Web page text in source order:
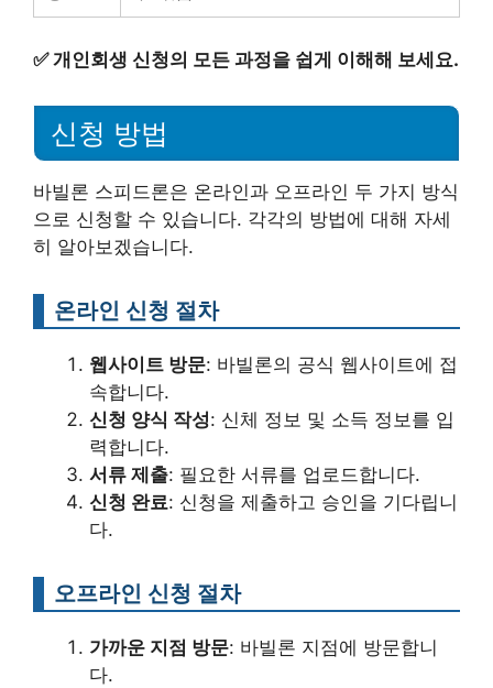
✅개인회생 신청의 모든 과정을 쉽게 이해해 보세요.
신청 방법
바빌론 스피드론은 온라인과 오프라인 두 가지 방식
으로 신청할 수 있습니다. 각각의 방법에 대해 자세
히 알아보겠습니다.
온라인 신청 절차
웹사이트 방문: 바빌론의 공식 웹사이트에 접
속합니다.
신청 양식 작성: 신체 정보 및 소득 정보를 입
력합니다.
서류 제출: 필요한 서류를 업로드합니다.
신청 완료: 신청을 제출하고 승인을 기다립니
다.
오프라인 신청 절차
가까운 지점 방문: 바빌론 지점에 방문합니
다.